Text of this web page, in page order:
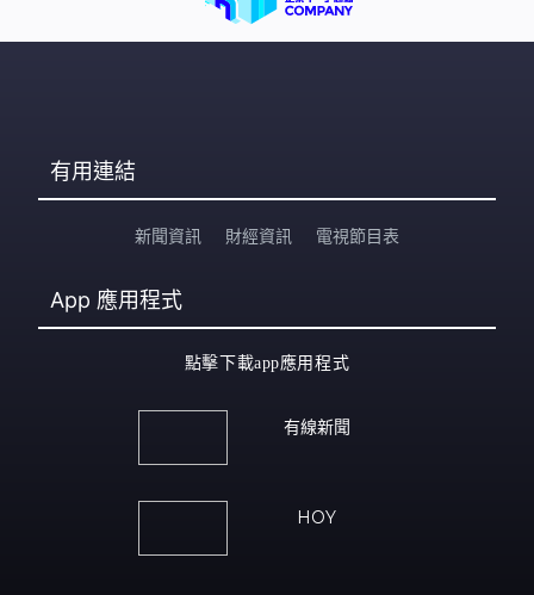
有用連結
新聞資訊 財經資訊 電視節目表
App 應用程式
點擊下載app應用程式
有線新聞
HOY